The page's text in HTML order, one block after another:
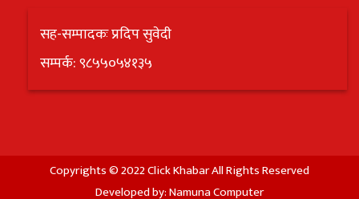
सह-सम्पादकः प्रदिप सुवेदी
सम्पर्क: ९८५५०५४१३५
Copyrights © 2022 Click Khabar All Rights Reserved
Developed by:Namuna Computer